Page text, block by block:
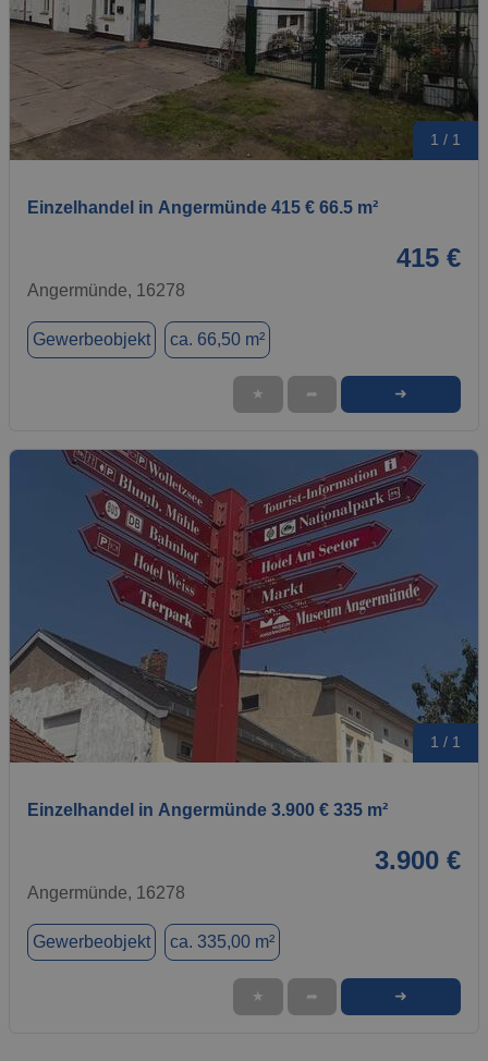
1 / 1
Einzelhandel in Angermünde 415 € 66.5 m²
415 €
Angermünde, 16278
Gewerbeobjekt ca. 66,50 m²
★ ➦ ➜
1 / 1
Einzelhandel in Angermünde 3.900 € 335 m²
3.900 €
Angermünde, 16278
Gewerbeobjekt ca. 335,00 m²
★ ➦ ➜